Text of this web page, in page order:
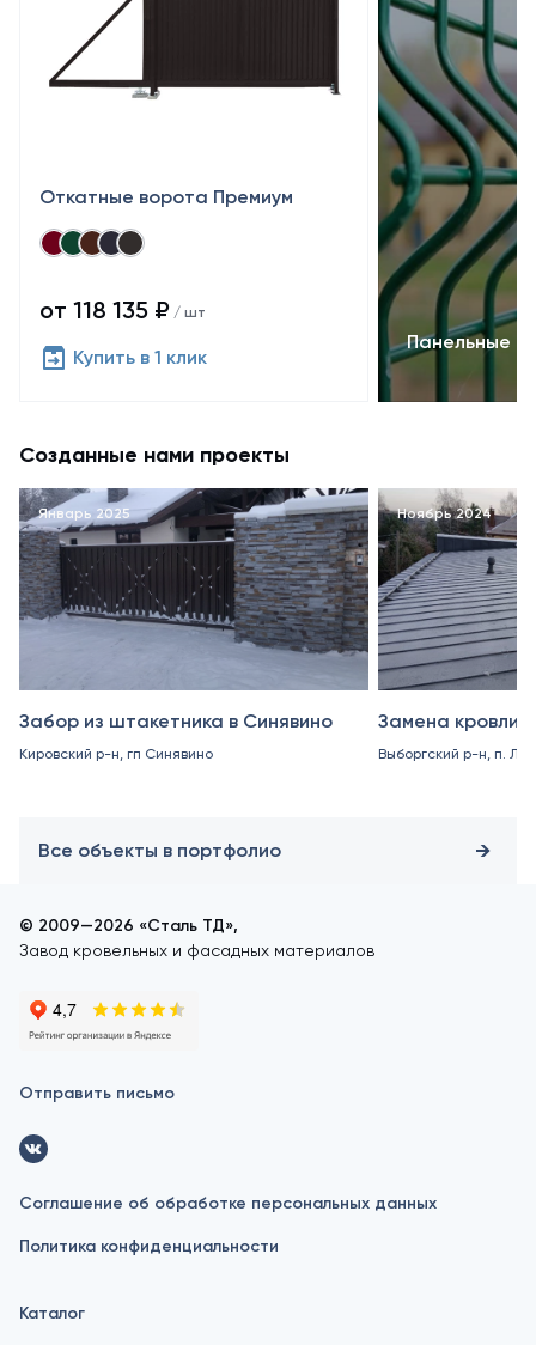
Откатные ворота Премиум
от 118 135 ₽ / шт
Купить в 1 клик
Панельные
Созданные нами проекты
Январь 2025
Забор из штакетника в Синявино
Кировский р-н, гп Синявино
Ноябрь 2024
Замена кровли
Выборгский р-н, п.
Все объекты в портфолио
© 2009—2026 «Сталь ТД»,
Завод кровельных и фасадных материалов
Отправить письмо
Соглашение об обработке персональных данных
Политика конфиденциальности
Каталог